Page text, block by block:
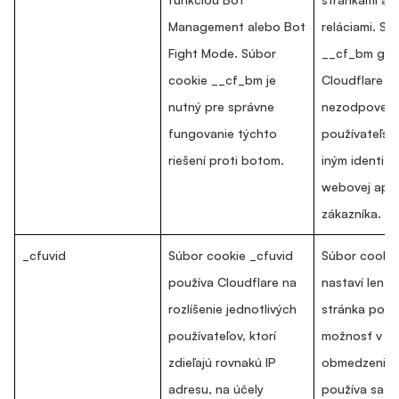
Management alebo Bot
Fight Mode. Súbor
cookie __cf_bm je
nutný pre správne
fungovanie týchto
riešení proti botom.
reláciami.
__cf_bm
Cloudflare
iným
webovej
zákazníka.
_cfuvid
Súbor cookie _cfuvid
používa Cloudflare na
rozlíšenie jednotlivých
používateľov, ktorí
zdieľajú rovnakú IP
adresu, na účely
Súbor
nastaví len
stránka
možnosť v
obmedzenia
používa sa